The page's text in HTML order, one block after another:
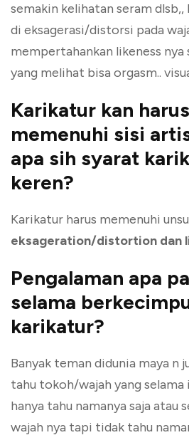
semakin kelihatan seram dlsb,,
di eksagerasi/distorsi pada
mempertahankan likeness
yang melihat bisa orgasm..
Karikatur kan
memenuhi sisi
apa sih syarat
keren?
Karikatur harus memenuhi
eksageration/distortion dan
Pengalaman apa
selama
karikatur?
Banyak teman didunia maya n
tahu tokoh/wajah yang selama
hanya tahu namanya saja atau
wajah nya tapi tidak tahu